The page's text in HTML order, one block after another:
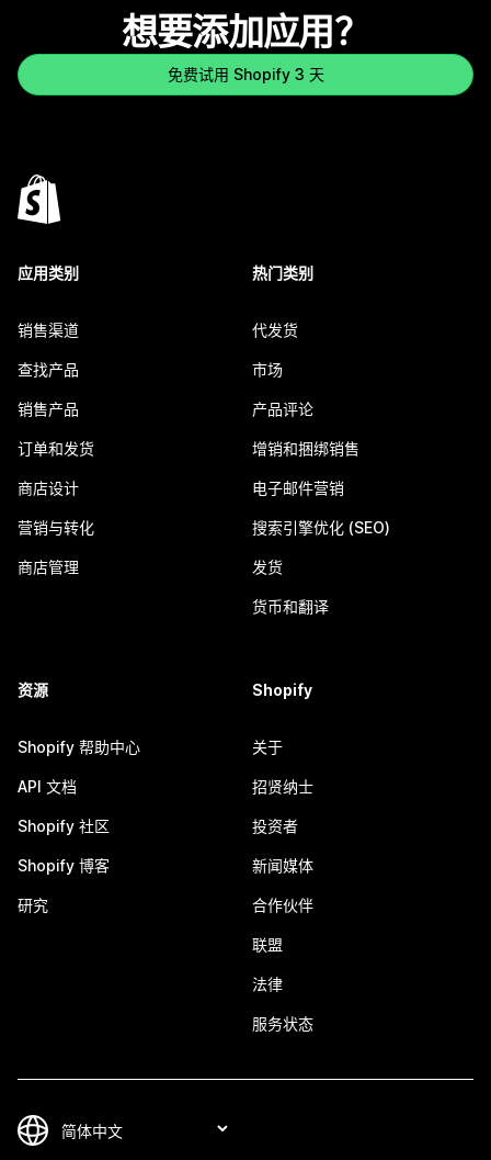
想要添加应用？
免费试用 Shopify 3 天
应用类别
销售渠道
查找产品
销售产品
订单和发货
商店设计
营销与转化
商店管理
热门类别
代发货
市场
产品评论
增销和捆绑销售
电子邮件营销
搜索引擎优化 (SEO)
发货
货币和翻译
资源
Shopify 帮助中心
API 文档
Shopify 社区
Shopify 博客
研究
Shopify
关于
招贤纳士
投资者
新闻媒体
合作伙伴
联盟
法律
服务状态